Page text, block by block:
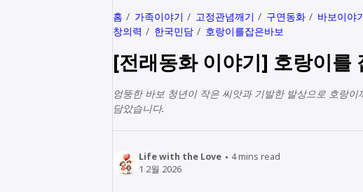
홈 가족이야기 고정관념깨기 구연동화 바보이야
창의력
한국민담 호랑이를잡은바보
[전래동화 이야기] 호랑이를
엉뚱한 바보 청년이 작은 씨앗과 기발한 발상으로 호랑
담았습니다.
Life with the Love 4mins read
1 2월 2026